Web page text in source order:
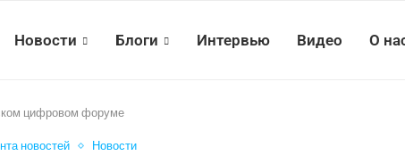
Новости Блоги Интервью Видео О
цифровом форуме
новостей Новости